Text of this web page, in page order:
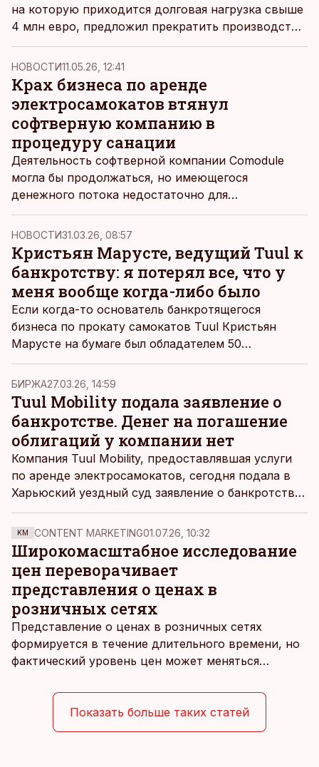
на которую приходится долговая нагрузка свыше
4 млн евро, предложил прекратить производство
без объявления банкротства: 1600 евро на
расчетном счете недостаточно для покрытия
расходов процедуры.
НОВОСТИ11.05.26, 12:41
Крах бизнеса по аренде
электросамокатов втянул
софтверную компанию в
процедуру санации
Деятельность софтверной компании Comodule
могла бы продолжаться, но имеющегося
денежного потока недостаточно для
обслуживания долговой нагрузки, возникшей в
ходе расширения.
НОВОСТИ31.03.26, 08:57
Кристьян Марусте, ведущий Tuul к
банкротству: я потерял все, что у
меня вообще когда-либо было
Если когда-то основатель банкротящегося
бизнеса по прокату самокатов Tuul Кристьян
Марусте на бумаге был обладателем 50
миллионов, то теперь его минус составляет
несколько сотен тысяч евро. «Я, по сути, потерял
даже свою квартиру», – констатирует он.
БИРЖА27.03.26, 14:59
Tuul Mobility подала заявление о
банкротстве. Денег на погашение
облигаций у компании нет
Компания Tuul Mobility, предоставлявшая услуги
по аренде электросамокатов, сегодня подала в
Харьюский уездный суд заявление о банкротстве.
Активов для обслуживания облигаций у компании
нет.
KM CONTENT MARKETING01.07.26, 10:32
Широкомасштабное исследование
цен переворачивает
представления о ценах в
розничных сетях
Представление о ценах в розничных сетях
формируется в течение длительного времени, но
фактический уровень цен может меняться
магазинов. Масштабное исследование цен,
проведенное в апреле, проливает свет на
реальную картину уровня цен в крупнейших
Показать больше таких статей